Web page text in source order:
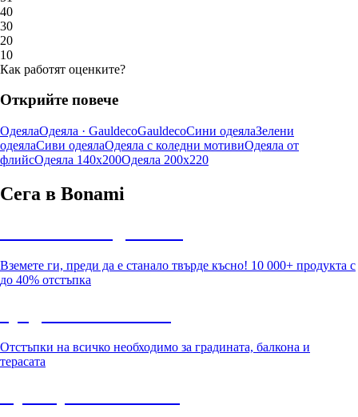
40
30
20
10
Как работят оценките?
Открийте повече
ОдеялаОдеяла · GauldecoGauldecoСини одеялаЗелени
одеялаСиви одеялаОдеяла с коледни мотивиОдеяла от
флийсОдеяла 140x200Одеяла 200x220
Сега в Bonami
Вземете ги, преди да е станало твърде късно! 10 000+ продукта с
до 40% отстъпка
Отстъпки на всичко необходимо за градината, балкона и
терасата